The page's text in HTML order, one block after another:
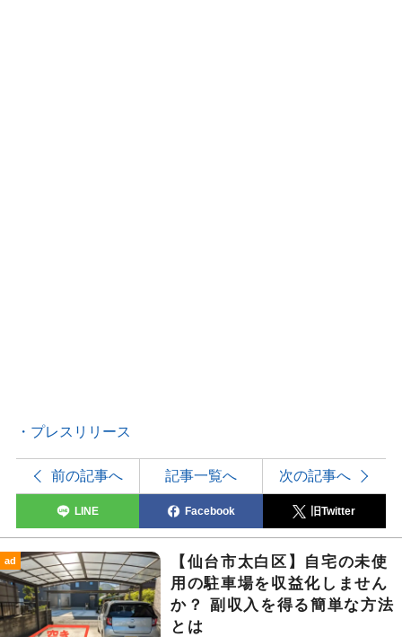
・プレスリリース
前の記事へ 記事一覧へ 次の記事へ
LINE Facebook 旧Twitter
ad
【仙台市太白区】自宅の未使
用の駐車場を収益化しません
か？ 副収入を得る簡単な方法
とは